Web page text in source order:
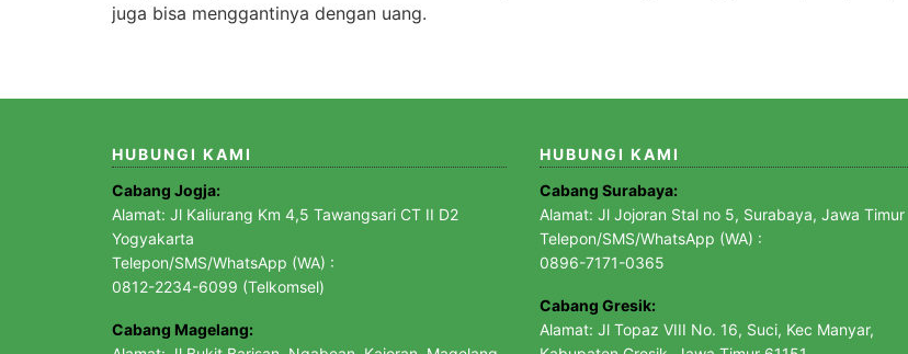
juga bisa menggantinya dengan uang.
HUBUNGI KAMI
Cabang Jogja:
Alamat: Jl Kaliurang Km 4,5 Tawangsari CT II D2
Yogyakarta
Telepon/SMS/WhatsApp (WA) :
0812-2234-6099 (Telkomsel)
Cabang Magelang:
HUBUNGI KAMI
Cabang Surabaya:
Alamat: Jl Jojoran Stal no 5, Surabaya, Jawa Timur
Telepon/SMS/WhatsApp (WA) :
0896-7171-0365
Cabang Gresik:
Alamat: Jl Topaz VIII No. 16, Suci, Kec Manyar,